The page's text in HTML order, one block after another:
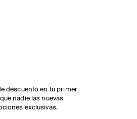
descuento en tu primer
nadie las nuevas
exclusivas.